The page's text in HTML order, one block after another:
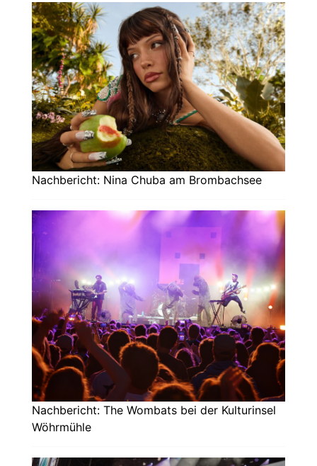
Nachbericht: Nina Chuba am Brombachsee
Nachbericht: The Wombats bei der Kulturinsel
Wöhrmühle